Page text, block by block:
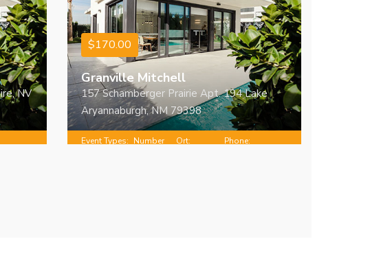
NV
$170.00
Granville Mitchell
157 Schamberger Prairie Apt. 194 Lake
Aryannaburgh, NM 79398
Event Types: Number
Ort:
Phone: